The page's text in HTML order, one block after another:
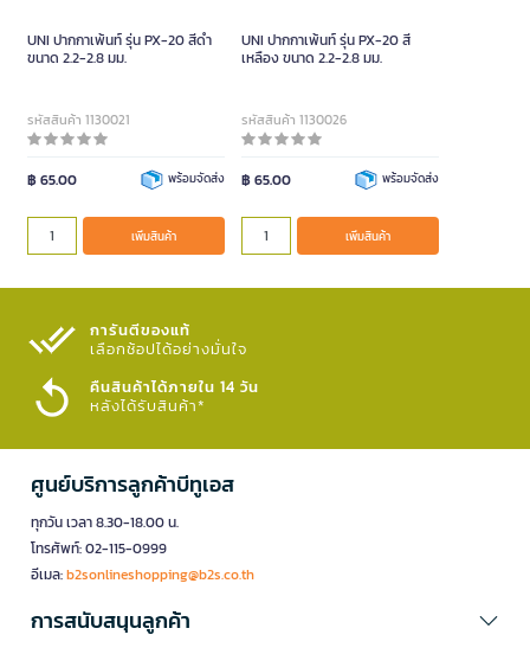
UNI ปากกาเพ้นท์ รุ่น PX-20 สีดำ
ขนาด 2.2-2.8 มม.
รหัสสินค้า 1130021
฿ 65.00 พร้อมจัดส่ง
เพิ่มสินค้า
UNI ปากกาเพ้นท์ รุ่น PX-20 สี
เหลือง ขนาด 2.2-2.8 มม.
รหัสสินค้า 1130026
฿ 65.00 พร้อมจัดส่ง
เพิ่มสินค้า
การันตีของแท้
เลือกช้อปได้อย่างมั่นใจ​
คืนสินค้าได้ภายใน 14 วัน
หลังได้รับสินค้า*
ศูนย์บริการลูกค้าบีทูเอส
ทุกวัน เวลา 8.30-18.00 น.
โทรศัพท์: 02-115-0999
อีเมล:b2sonlineshopping@b2s.co.th
การสนับสนุนลูกค้า